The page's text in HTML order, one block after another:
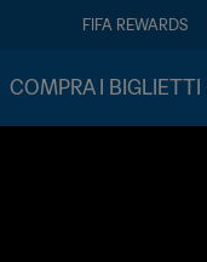
FIFA REWARDS
COMPRA I BIGLIETTI